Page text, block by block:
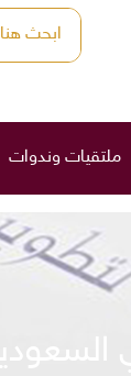
صناديق العائلة
ملتقيات وندوات